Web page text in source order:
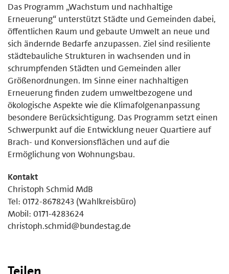
Das Programm „Wachstum und nachhaltige
Erneuerung“ unterstützt Städte und Gemeinden dabei,
öffentlichen Raum und gebaute Umwelt an neue und
sich ändernde Bedarfe anzupassen. Ziel sind resiliente
städtebauliche Strukturen in wachsenden und in
schrumpfenden Städten und Gemeinden aller
Größenordnungen. Im Sinne einer nachhaltigen
Erneuerung finden zudem umweltbezogene und
ökologische Aspekte wie die Klimafolgenanpassung
besondere Berücksichtigung. Das Programm setzt einen
Schwerpunkt auf die Entwicklung neuer Quartiere auf
Brach- und Konversionsflächen und auf die
Ermöglichung von Wohnungsbau.
Kontakt
Christoph Schmid MdB
Tel: 0172-8678243 (Wahlkreisbüro)
Mobil: 0171-4283624
christoph.schmid@bundestag.de